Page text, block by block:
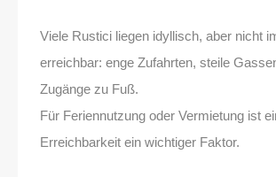
Viele Rustici liegen idyllisch, aber nicht
erreichbar: enge Zufahrten, steile
Zugänge zu Fuß.
Für Feriennutzung oder Vermietung ist
Erreichbarkeit ein wichtiger Faktor.